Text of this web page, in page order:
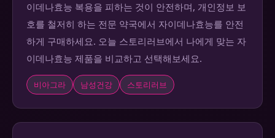
이데나효능 복용을 피하는 것이 안전하며, 개인정보 보
호를 철저히 하는 전문 약국에서 자이데나효능를 안전
하게 구매하세요. 오늘 스토리러브에서 나에게 맞는 자
이데나효능 제품을 비교하고 선택해보세요.
비아그라 남성건강 스토리러브